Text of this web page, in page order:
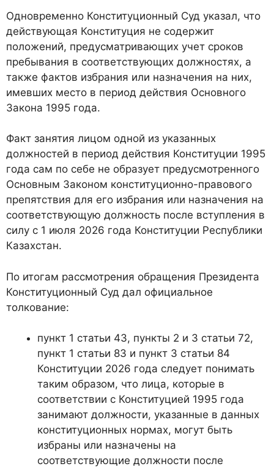
Одновременно Конституционный Суд указал, что
действующая Конституция не содержит
положений, предусматривающих учет сроков
пребывания в соответствующих должностях, а
также фактов избрания или назначения на них,
имевших место в период действия Основного
Закона 1995 года.
Факт занятия лицом одной из указанных
должностей в период действия Конституции 1995
года сам по себе не образует предусмотренного
Основным Законом конституционно-правового
препятствия для его избрания или назначения на
соответствующую должность после вступления в
силу с 1 июля 2026 года Конституции Республики
Казахстан.
По итогам рассмотрения обращения Президента
Конституционный Суд дал официальное
толкование:
пункт 1 статьи 43, пункты 2 и 3 статьи 72,
пункт 1 статьи 83 и пункт 3 статьи 84
Конституции 2026 года следует понимать
таким образом, что лица, которые в
соответствии с Конституцией 1995 года
занимают должности, указанные в данных
конституционных нормах, могут быть
избраны или назначены на
соответствующие должности после